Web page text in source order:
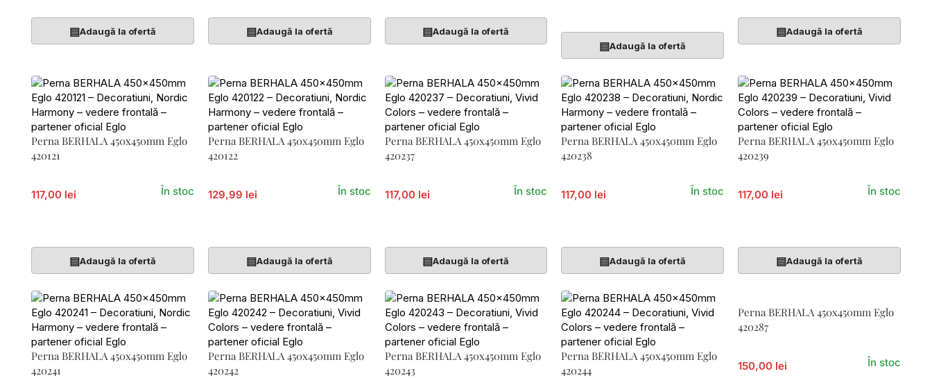
▤Adaugă la ofertă ▤Adaugă la ofertă ▤Adaugă la ofertă
▤Adaugă la ofertă
▤Adaugă la ofertă
Perna BERHALA 450x450mm Eglo
420121
117,00 lei În stoc
▤Adaugă la ofertă
Perna BERHALA 450x450mm Eglo
420122
129,99 lei În stoc
▤Adaugă la ofertă
Perna BERHALA 450x450mm Eglo
420237
117,00 lei În stoc
▤Adaugă la ofertă
Perna BERHALA 450x450mm Eglo
420238
117,00 lei În stoc
▤Adaugă la ofertă
Perna BERHALA 450x450mm Eglo
420239
117,00 lei În stoc
▤Adaugă la ofertă
Perna BERHALA 450x450mm Eglo
420241
Perna BERHALA 450x450mm Eglo
420242
Perna BERHALA 450x450mm Eglo
420243
Perna BERHALA 450x450mm Eglo
420244
Perna BERHALA 450x450mm Eglo
420287
150,00 lei În stoc